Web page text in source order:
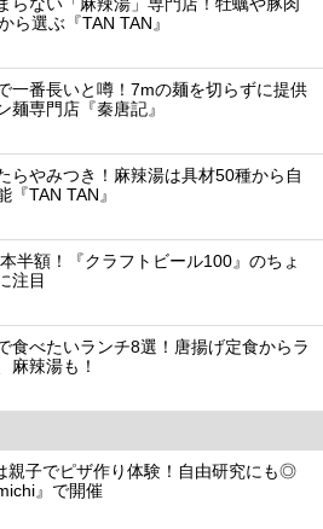
ら選ぶ『TAN TAN』
一番長いと噂！7mの麺を切らずに提供
麺専門店『秦唐記』
らやみつき！麻辣湯は具材50種から自
『TAN TAN』
半額！『クラフトビール100』のちょ
注目
食べたいランチ8選！唐揚げ定食からラ
麻辣湯も！
親子でピザ作り体験！自由研究にも◎
』で開催